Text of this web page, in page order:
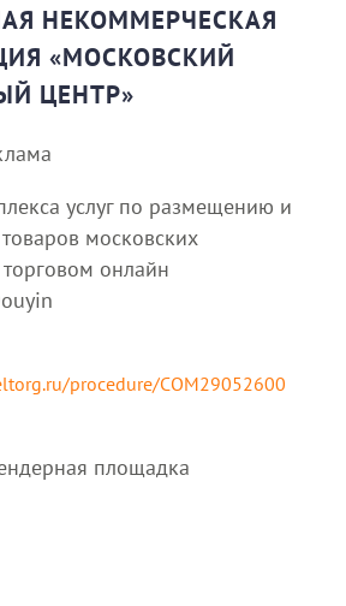
НЕКОММЕРЧЕСКАЯ
«МОСКОВСКИЙ
ЦЕНТР»
услуг по размещению и
московских
онлайн
procedure/COM29052600
площадка